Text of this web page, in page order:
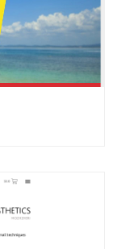
На сайт
На сайт